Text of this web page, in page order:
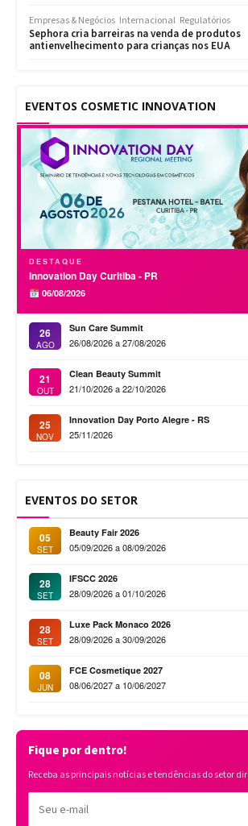
Empresas & Negócios Internacional Regulatórios
Sephora cria barreiras na venda de produtos
antienvelhecimento para crianças nos EUA
EVENTOS COSMETIC INNOVATION
DESTAQUE
Innovation Day Curitiba - PR
06/08/2026
26
AGO
Sun Care Summit
26/08/2026 a 27/08/2026
21
OUT
Clean Beauty Summit
21/10/2026 a 22/10/2026
25
NOV
Innovation Day Porto Alegre - RS
25/11/2026
EVENTOS DO SETOR
05
SET
Beauty Fair 2026
05/09/2026 a 08/09/2026
28
SET
IFSCC 2026
28/09/2026 a 01/10/2026
28
SET
Luxe Pack Monaco 2026
28/09/2026 a 30/09/2026
08
JUN
FCE Cosmetique 2027
08/06/2027 a 10/06/2027
Fique por dentro!
Receba as principais notícias e tendências do setor